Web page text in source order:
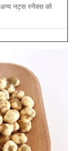
अन्य नट्स स्नैक्स को
हलाल, कोषेर
शंघाई, चीन)